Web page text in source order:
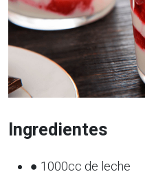
Ingredientes
● 1000cc de leche